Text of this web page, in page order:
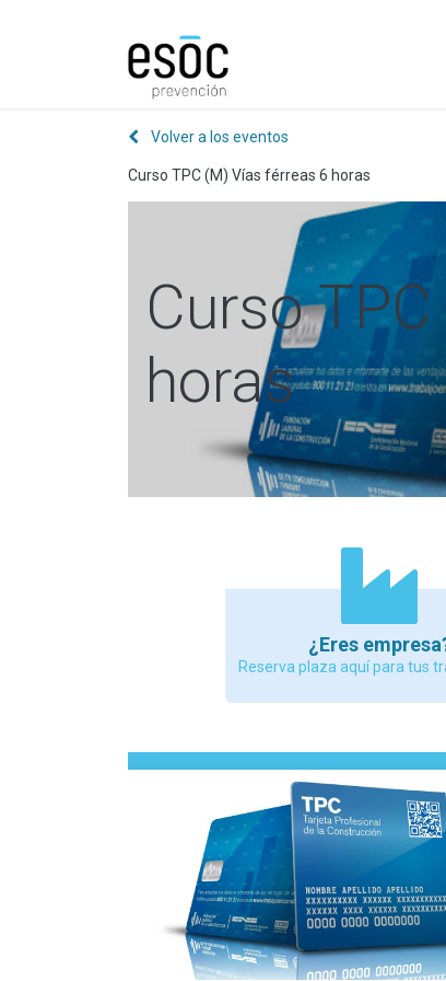
Volver a los eventos
Curso TPC (M) Vías férreas 6 horas
Curso
horas
¿Eres
Reserva plaza aquí para tus